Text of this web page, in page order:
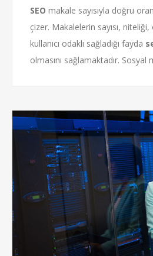
SEO makale sayısıyla doğru
çizer. Makalelerin sayısı,
kullanıcı odaklı sağladığı fayda
olmasını sağlamaktadır. Sosyal
beraberseove sosyal medya
sürdürmekte, en azından
böyle. Büyük kurumların
reklamlar veya arama
sonra sosyal med...